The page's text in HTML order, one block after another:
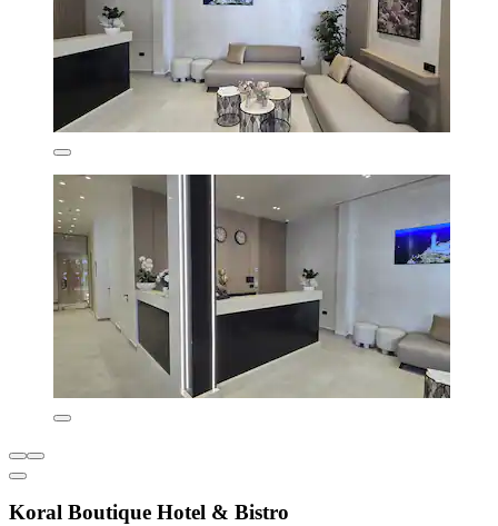
Koral Boutique Hotel & Bistro